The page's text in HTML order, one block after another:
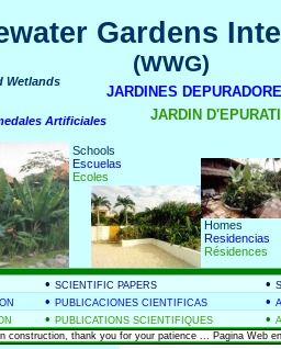
Gardens
Wetlands
Artificiales
(WWG)
JARDINES
JARDIN
Schools
Escuelas
Ecoles
Homes
Residencias
Résidences
• SCIENTIFIC PAPERS •
• PUBLICACIONES CIENTIFICAS •
• PUBLICATIONS SCIENTIFIQUES •
construction, thank you for your patience ... Pagina Web